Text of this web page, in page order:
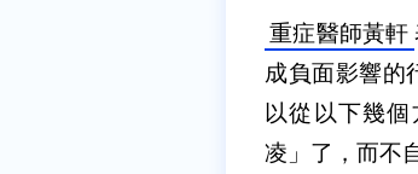
重症醫師黃軒
成負面影響的
以從以下幾
凌」了，而不